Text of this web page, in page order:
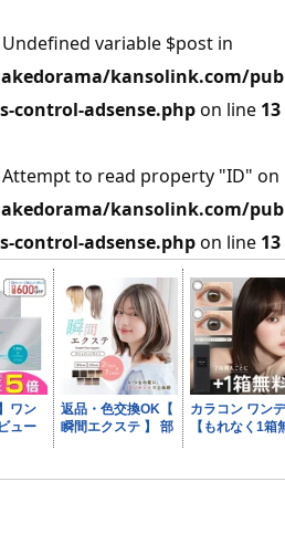
Undefined variable $post in
kansolink.com/
control-adsense.phpon line 13
Attempt to read property "ID" on
kansolink.com/
control-adsense.phpon line 13